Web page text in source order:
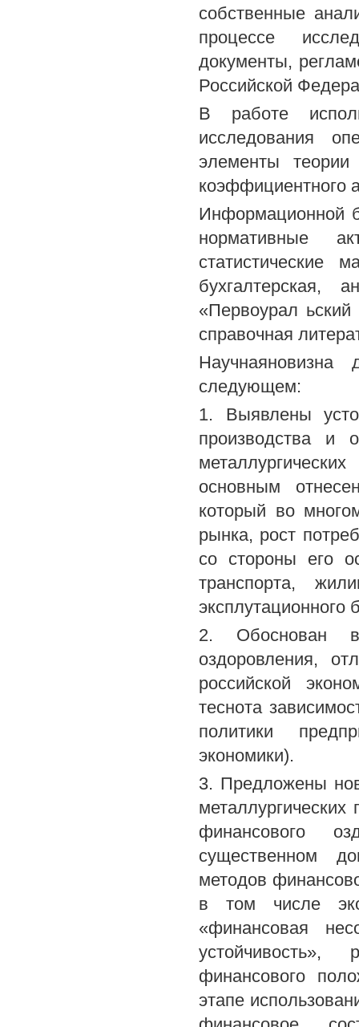
собственные
процессе
документы,
Российской
В работе
исследования
элементы теории
коэффициентного
Информационной
нормативные
статистические
бухгалтерская,
«Первоурал
справочная
Научнаяновизна
следующем:
1. Выявлены
производства и
основным
который во
рынка, рост
со стороны его
транспорта,
эксплутационного
2. Обоснован
оздоровления,
российской
теснота
политики
экономики).
3. Предложены
финансового
существенном
методов
в том числе
«финансовая
устойчивость»,
финансового
этапе